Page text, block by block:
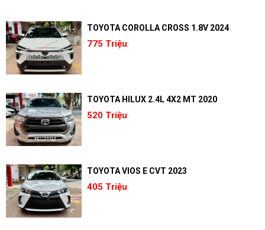
TOYOTA COROLLA CROSS 1.8V 2024
775 Triệu
TOYOTA HILUX 2.4L 4X2 MT 2020
520 Triệu
TOYOTA VIOS E CVT 2023
405 Triệu